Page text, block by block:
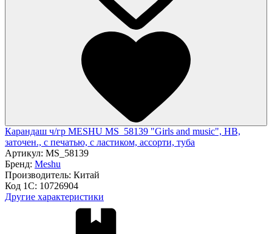
Карандаш ч/гр MESHU MS_58139 "Girls and music", HB,
заточен., с печатью, с ластиком, ассорти, туба
Артикул: MS_58139
Бренд: Meshu
Производитель: Китай
Код 1С: 10726904
Другие характеристики